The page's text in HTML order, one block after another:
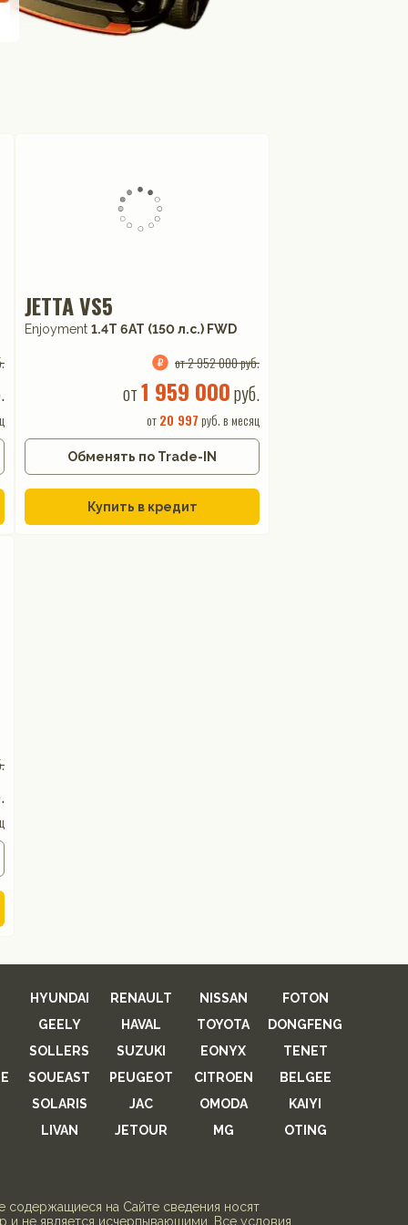
JETTA VS5
Enjoyment 1.4T 6AT (150 л.с.) FWD
от 2 952 000 руб.
от1 959 000руб.
от20 997 руб. в месяц
Обменять по Trade-IN
Купить в кредит
HYUNDAI RENAULT NISSAN
FOTON
GEELY
HAVAL TOYOTA
DONGFENG
SOLLERS
SUZUKI EONYX
TENET
SOUEAST PEUGEOT CITROEN
BELGEE
SOLARIS
JAC OMODA
KAIYI
LIVAN
JETOUR MG OTING
содержащиеся на Сайте сведения носят
и не является исчерпывающими. Все условия